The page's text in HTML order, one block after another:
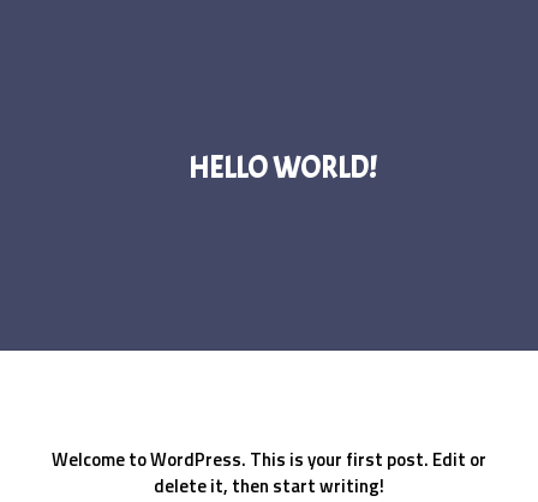
HELLO WORLD!
Welcome to WordPress. This is your first post. Edit or
delete it, then start writing!